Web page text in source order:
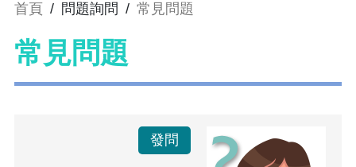
首頁 / 問題詢問 / 常見問題
常見問題
發問